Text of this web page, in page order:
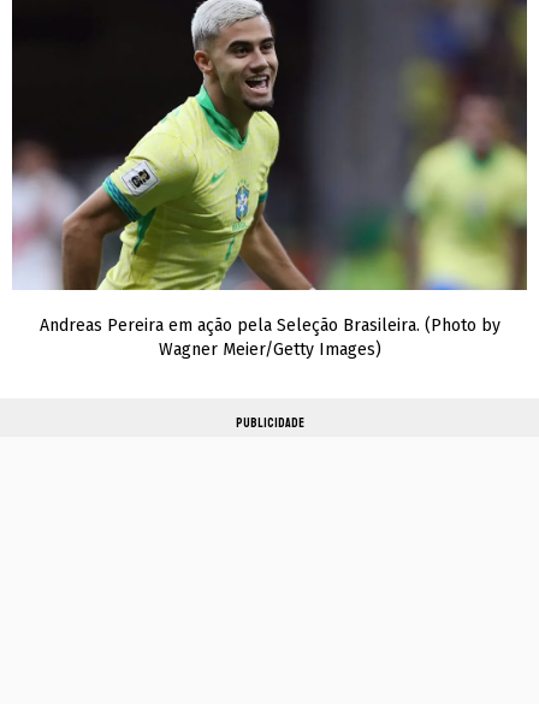
Andreas Pereira em ação pela Seleção Brasileira. (Photo by
Wagner Meier/Getty Images)
PUBLICIDADE